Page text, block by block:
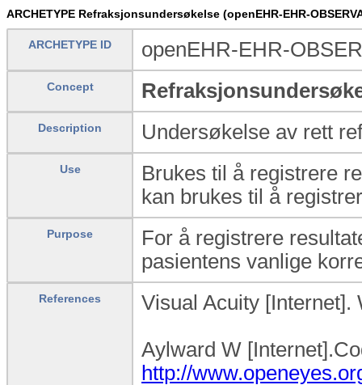
ARCHETYPE Refraksjonsundersøkelse (openEHR-EHR-
ARCHETYPE ID openEHR-EHR-
Concept
Description Undersøkelse av rett
Use
Brukes til å registrere
kan brukes til å
Purpose
For å registrere
pasientens vanlige
References Visual Acuity
Aylward W
http://